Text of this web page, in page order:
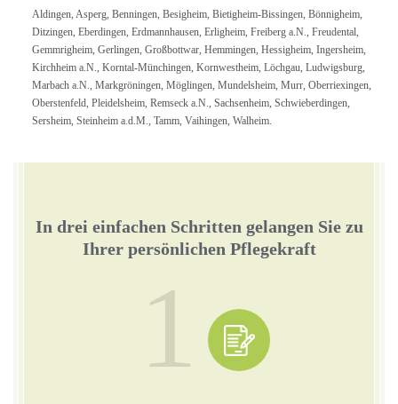
Aldingen, Asperg, Benningen, Besigheim, Bietigheim-Bissingen, Bönnigheim,
Ditzingen, Eberdingen, Erdmannhausen, Erligheim, Freiberg a.N., Freudental,
Gemmrigheim, Gerlingen, Großbottwar, Hemmingen, Hessigheim, Ingersheim,
Kirchheim a.N., Korntal-Münchingen, Kornwestheim, Löchgau, Ludwigsburg,
Marbach a.N., Markgröningen, Möglingen, Mundelsheim, Murr, Oberriexingen,
Oberstenfeld, Pleidelsheim, Remseck a.N., Sachsenheim, Schwieberdingen,
Sersheim, Steinheim a.d.M., Tamm, Vaihingen, Walheim.
In drei einfachen Schritten gelangen Sie zu
Ihrer persönlichen Pflegekraft
1